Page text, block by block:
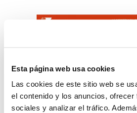
Esta página web usa cookies
Las cookies de este sitio web se
el contenido y los anuncios, ofrecer
sociales y analizar el tráfico.